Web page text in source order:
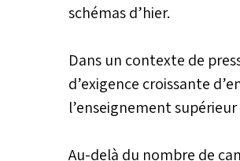
schémas d’hier.
Dans un contexte de
d’exigence croissante
l’enseignement
Au-delà du nombre de